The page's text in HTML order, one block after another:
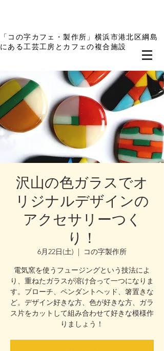
「コの字カフェ・製作所」横浜市港北区綱島
にある工芸工房とカフェの複合施設
沢山の色ガラスでオ
リジナルデザインの
アクセサリーつく
り！
6月22日(土)
  |
コの字製作所
電気窯を使うフュージングという技法によ
り、重ねたガラスが溶け合って一つになりま
す。ブローチ、ペンダントヘッド、箸置きな
ど。デザイン好きな方、色が好きな方、ガラ
ス片をカットして組み合わせて好きな模様作
りましょう！